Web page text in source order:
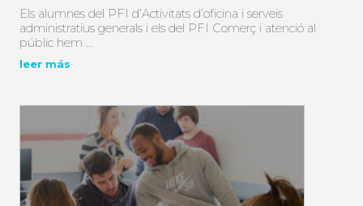
Els alumnes del PFI d’Activitats d’oficina i serveis
administratius generals i els del PFI Comerç i atenció al
públic hem …
leer más